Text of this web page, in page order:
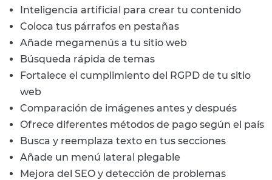
Inteligencia artificial para crear tu contenido
Coloca tus párrafos en pestañas
Añade megamenús a tu sitio web
Búsqueda rápida de temas
Fortalece el cumplimiento del RGPD de tu sitio
web
Comparación de imágenes antes y después
Ofrece diferentes métodos de pago según el país
Busca y reemplaza texto en tus secciones
Añade un menú lateral plegable
Mejora del SEO y detección de problemas